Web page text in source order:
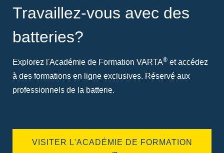
Travaillez-vous avec des
batteries?
Explorez l'Académie de Formation VARTA® et accédez
à des formations en ligne exclusives. Réservé aux
professionnels de la batterie.
VISITER L'ACADÉMIE DE FORMATION